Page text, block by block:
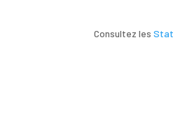
Consultez les